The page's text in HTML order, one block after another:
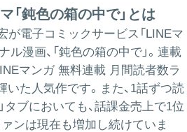
「鈍色の箱の中で」とは
が電子コミックサービス「LINEマ
ル漫画、「鈍色の箱の中で」。連載
マンガ 無料連載 月間読者数ラ
た人気作です。また、1話ずつ読
タブにおいても、話課金売上で1位
ンは現在も増加し続けていま